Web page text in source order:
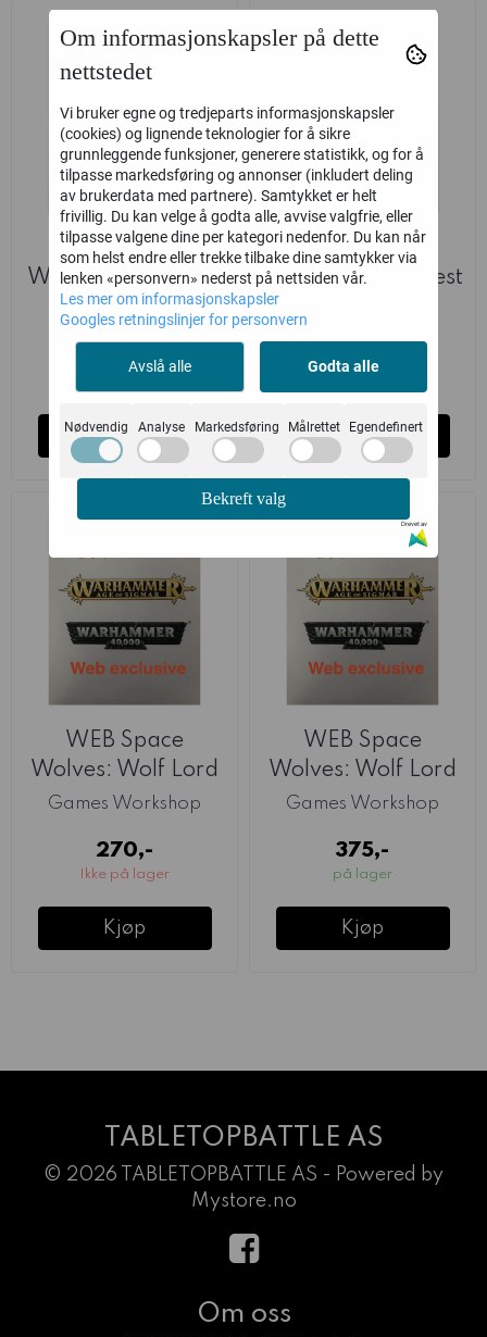
WEB Space
Wolves: Cyberwolf
Games Workshop
160,-
Kjøp
WEB Space
Wolves: Rune Priest
195,-
Kjøp
WEB Space
Wolves: Wolf Lord
Krom
Games Workshop
270,-
Ikke på lager
Kjøp
WEB Space
Wolves: Wolf Lord
on Thunderwolf
Games Workshop
375,-
på lager
Kjøp
TABLETOPBATTLE AS
© 2026 TABLETOPBATTLE AS - Powered by
Mystore.no
Om oss
Om informasjonskapsler på dette
nettstedet
Vi bruker egne og tredjeparts informasjonskapsler
(cookies) og lignende teknologier for å sikre
grunnleggende funksjoner, generere statistikk, og for å
tilpasse markedsføring og annonser (inkludert deling
av brukerdata med partnere). Samtykket er helt
frivillig. Du kan velge å godta alle, avvise valgfrie, eller
tilpasse valgene dine per kategori nedenfor. Du kan når
som helst endre eller trekke tilbake dine samtykker via
lenken «personvern» nederst på nettsiden vår.
Les mer om informasjonskapsler
Googles retningslinjer for personvern
Avslå alle Godta alle
Nødvendig Analyse Markedsføring Målrettet Egendefinert
Bekreft valg
Drevet av